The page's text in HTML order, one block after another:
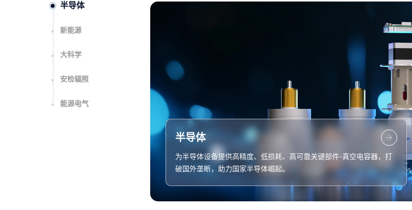
半导体
新能源
大科学
安检辐照
能源电气
半导体
为半导体设备提供高精度、低损耗、高可靠关键部件-真空电容器，打
破国外垄断，助力国家半导体崛起。